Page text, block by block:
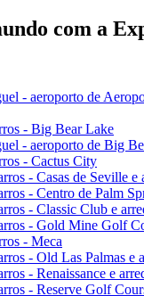
com a
- aeroporto de
- Big Bear Lake
- aeroporto de Big
- Cactus City
- Casas de Seville e
- Centro de Palm
- Classic Club e
- Gold Mine Golf
- Meca
- Old Las Palmas e
- Renaissance e
- Reserve Golf